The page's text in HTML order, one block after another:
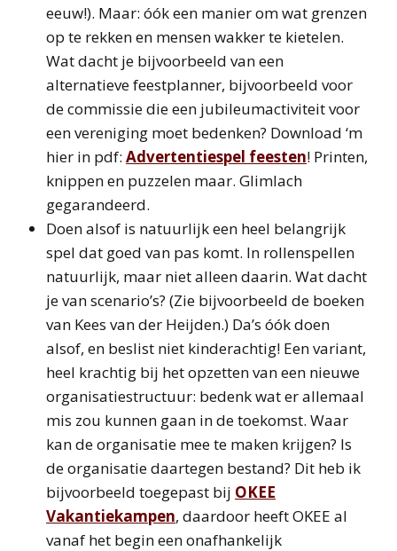
eeuw!). Maar: óók een manier om wat grenzen
op te rekken en mensen wakker te kietelen.
Wat dacht je bijvoorbeeld van een
alternatieve feestplanner, bijvoorbeeld voor
de commissie die een jubileumactiviteit voor
een vereniging moet bedenken? Download ‘m
hier in pdf: Advertentiespel feesten! Printen,
knippen en puzzelen maar. Glimlach
gegarandeerd.
Doen alsof is natuurlijk een heel belangrijk
spel dat goed van pas komt. In rollenspellen
natuurlijk, maar niet alleen daarin. Wat dacht
je van scenario’s? (Zie bijvoorbeeld de boeken
van Kees van der Heijden.) Da’s óók doen
alsof, en beslist niet kinderachtig! Een variant,
heel krachtig bij het opzetten van een nieuwe
organisatiestructuur: bedenk wat er allemaal
mis zou kunnen gaan in de toekomst. Waar
kan de organisatie mee te maken krijgen? Is
de organisatie daartegen bestand? Dit heb ik
bijvoorbeeld toegepast bij OKEE
Vakantiekampen, daardoor heeft OKEE al
vanaf het begin een onafhankelijk